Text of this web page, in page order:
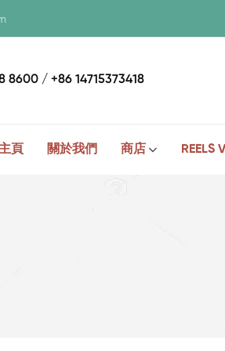
8600 / +86 14715373418
頁 關於我們 商店 REELS